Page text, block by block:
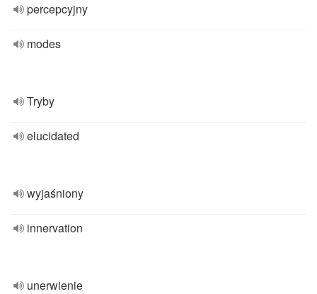
percepcyjny
modes
Tryby
elucidated
wyjaśniony
innervation
unerwienie